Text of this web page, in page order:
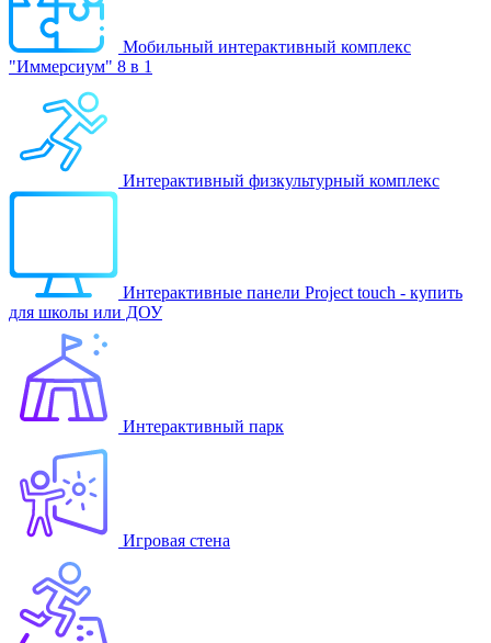
Мобильный интерактивный комплекс
"Иммерсиум" 8 в 1
Интерактивный физкультурный комплекс
Интерактивные панели Project touch - купить
для школы или ДОУ
Интерактивный парк
Игровая стена